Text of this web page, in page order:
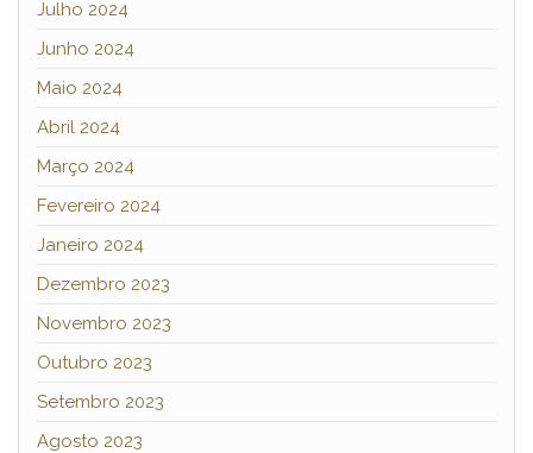
Julho 2024
Junho 2024
Maio 2024
Abril 2024
Março 2024
Fevereiro 2024
Janeiro 2024
Dezembro 2023
Novembro 2023
Outubro 2023
Setembro 2023
Agosto 2023